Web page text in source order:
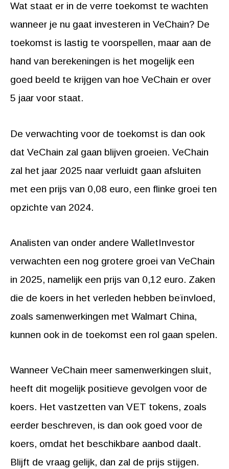
Wat staat er in de verre toekomst te wachten
wanneer je nu gaat investeren in VeChain? De
toekomst is lastig te voorspellen, maar aan de
hand van berekeningen is het mogelijk een
goed beeld te krijgen van hoe VeChain er over
5 jaar voor staat.
De verwachting voor de toekomst is dan ook
dat VeChain zal gaan blijven groeien. VeChain
zal het jaar 2025 naar verluidt gaan afsluiten
met een prijs van 0,08 euro, een flinke groei ten
opzichte van 2024.
Analisten van onder andere WalletInvestor
verwachten een nog grotere groei van VeChain
in 2025, namelijk een prijs van 0,12 euro. Zaken
die de koers in het verleden hebben beïnvloed,
zoals samenwerkingen met Walmart China,
kunnen ook in de toekomst een rol gaan spelen.
Wanneer VeChain meer samenwerkingen sluit,
heeft dit mogelijk positieve gevolgen voor de
koers. Het vastzetten van VET tokens, zoals
eerder beschreven, is dan ook goed voor de
koers, omdat het beschikbare aanbod daalt.
Blijft de vraag gelijk, dan zal de prijs stijgen.